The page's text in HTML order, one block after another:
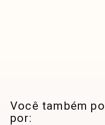
Você também
por: